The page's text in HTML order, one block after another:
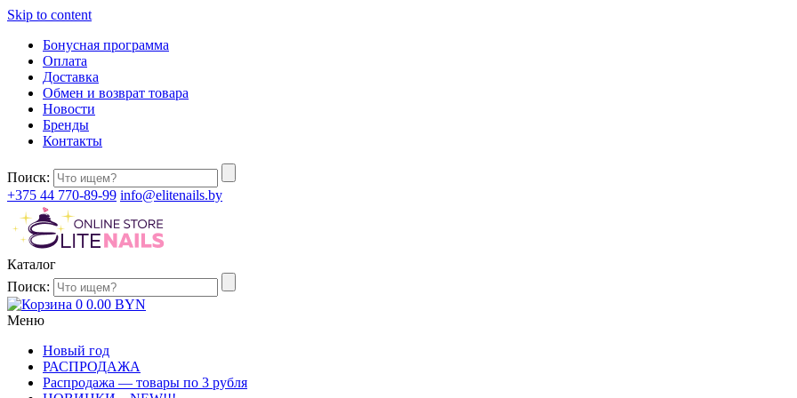
Skip to content
Бонусная программа
Оплата
Доставка
Обмен и возврат товара
Новости
Бренды
Контакты
Поиск:
+375 44 770-89-99 info@elitenails.by
Каталог
Поиск:
0 0.00 BYN
Меню
Новый год
РАСПРОДАЖА
Распродажа — товары по 3 рубля